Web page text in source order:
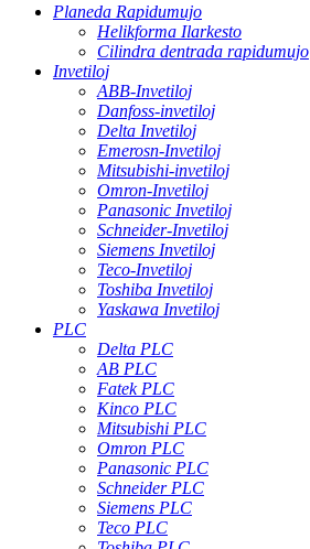
Planeda Rapidumujo
Helikforma Ilarkesto
Cilindra dentrada rapidumujo
Invetiloj
ABB-Invetiloj
Danfoss-invetiloj
Delta Invetiloj
Emerosn-Invetiloj
Mitsubishi-invetiloj
Omron-Invetiloj
Panasonic Invetiloj
Schneider-Invetiloj
Siemens Invetiloj
Teco-Invetiloj
Toshiba Invetiloj
Yaskawa Invetiloj
PLC
Delta PLC
AB PLC
Fatek PLC
Kinco PLC
Mitsubishi PLC
Omron PLC
Panasonic PLC
Schneider PLC
Siemens PLC
Teco PLC